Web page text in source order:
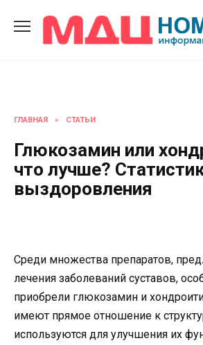
содержанию
ГЛАВНАЯ » СТАТЬИ
Глюкозамин или
что лучше?
выздоровления
Среди множества препаратов,
лечения заболеваний суставов,
приобрели глюкозамин и
имеют прямое отношение к
используются для улучшения их